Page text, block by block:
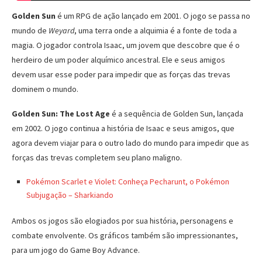
Golden Sun é um RPG de ação lançado em 2001. O jogo se passa no
mundo de Weyard, uma terra onde a alquimia é a fonte de toda a
magia. O jogador controla Isaac, um jovem que descobre que é o
herdeiro de um poder alquímico ancestral. Ele e seus amigos
devem usar esse poder para impedir que as forças das trevas
dominem o mundo.
Golden Sun: The Lost Age é a sequência de Golden Sun, lançada
em 2002. O jogo continua a história de Isaac e seus amigos, que
agora devem viajar para o outro lado do mundo para impedir que as
forças das trevas completem seu plano maligno.
Pokémon Scarlet e Violet: Conheça Pecharunt, o Pokémon
Subjugação –Sharkiando
Ambos os jogos são elogiados por sua história, personagens e
combate envolvente. Os gráficos também são impressionantes,
para um jogo do Game Boy Advance.